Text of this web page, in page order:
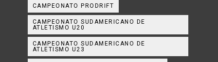
CAMPEONATO PRODRIFT
CAMPEONATO SUDAMERICANO DE
ATLETISMO U20
CAMPEONATO SUDAMERICANO DE
ATLETISMO U23